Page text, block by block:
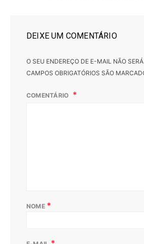
DEIXE UM COMENTÁRIO
O SEU ENDEREÇO DE E-MAIL NÃO
CAMPOS OBRIGATÓRIOS SÃO
COMENTÁRIO
NOME *